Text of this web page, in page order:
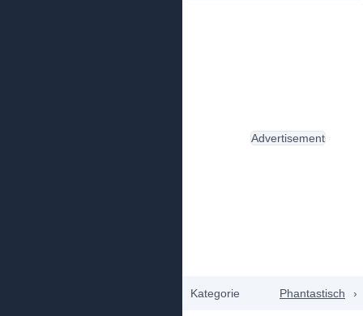
Kategorie Phantastisch ›
Advertisement